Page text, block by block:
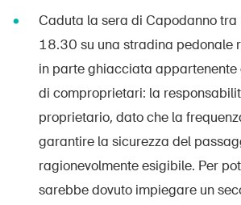
Caduta la sera di Capodanno
18.30 su una stradina pedonale
in parte ghiacciata appartenente
di comproprietari: la
proprietario, dato che la
garantire la sicurezza del
ragionevolmente esigibile. Per
sarebbe dovuto impiegare un